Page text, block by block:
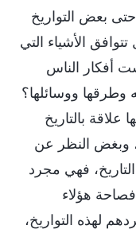
حتى بعض التواريخ
الأشياء التي
أفكار الناس
وطرقها ووسائلها؟
علاقة بالتاريخ
وبغض النظر عن
فهي مجرد
هؤلاء
لهذه التواريخ،